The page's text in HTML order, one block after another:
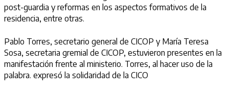
post-guardia y reformas en los aspectos formativos de la
residencia, entre otras.
Pablo Torres, secretario general de CICOP y María Teresa
Sosa, secretaria gremial de CICOP, estuvieron presentes en la
manifestación frente al ministerio. Torres, al hacer uso de la
palabra. expresó la solidaridad de la CICO